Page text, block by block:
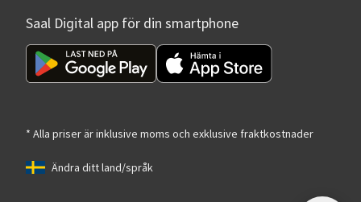
Saal Digital app för din smartphone
* Alla priser är inklusive moms och exklusive fraktkostnader
Ändra ditt land/språk